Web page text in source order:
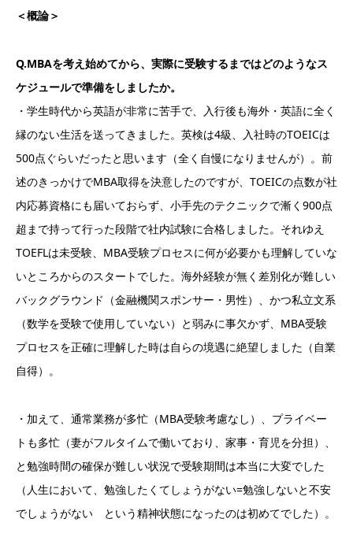
＜概論＞
Q.MBAを考え始めてから、実際に受験するまではどのようなス
ケジュールで準備をしましたか。
・学生時代から英語が非常に苦手で、入行後も海外・英語に全く
縁のない生活を送ってきました。英検は4級、入社時のTOEICは
500点ぐらいだったと思います（全く自慢になりませんが）。前
述のきっかけでMBA取得を決意したのですが、TOEICの点数が社
内応募資格にも届いておらず、小手先のテクニックで漸く900点
超まで持って行った段階で社内試験に合格しました。それゆえ
TOEFLは未受験、MBA受験プロセスに何が必要かも理解していな
いところからのスタートでした。海外経験が無く差別化が難しい
バックグラウンド（金融機関スポンサー・男性）、かつ私立文系
（数学を受験で使用していない）と弱みに事欠かず、MBA受験
プロセスを正確に理解した時は自らの境遇に絶望しました（自業
自得）。
・加えて、通常業務が多忙（MBA受験考慮なし）、プライベー
トも多忙（妻がフルタイムで働いており、家事・育児を分担）、
と勉強時間の確保が難しい状況で受験期間は本当に大変でした
（人生において、勉強したくてしょうがない=勉強しないと不安
でしょうがない という精神状態になったのは初めてでした）。